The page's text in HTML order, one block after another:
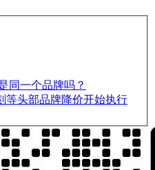
同一个品牌吗？
等头部品牌降价开始执行